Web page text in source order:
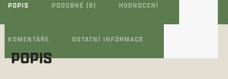
POPIS PODOBNÉ (8) HODNOCENÍ
KOMENTÁŘE OSTATNÍ INFORMACE
POPIS